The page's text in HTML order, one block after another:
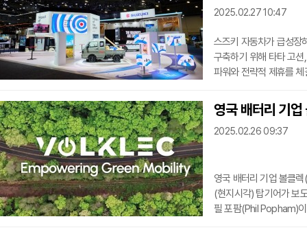
2025.02.27 10:47
스즈키 자동차가 급성장
구축하기 위해 타타 고
파워와 전략적 제휴를
차량 라인업의 전동화
이번 제휴를 통해 다양
고션은 스즈키의 전기
영국 배터리 기업
2025.02.26 09:37
영국 배터리 기업 볼클렉(Volklec)이 코벤트리에 기가팩토리 건설을 추진한다고 25일
(현지시각) 탑기어가 보
필 포팜(Phil Popham)